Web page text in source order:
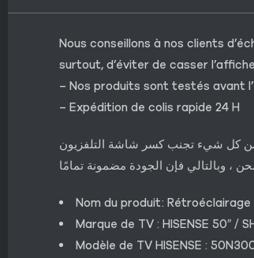
Nous conseillons à nos clients
surtout, d’éviter de casser
– Nos produits sont testés avant
– Expédition de colis rapide 24 H
من كل شيء تجنب كسر شاشة التلفزيون
، وبالتالي فإن الجودة مضمونة تمامًا
Nom du produit: Rétroéclairage
Marque de TV : HISENSE 50″ /
Modèle de TV HISENSE :